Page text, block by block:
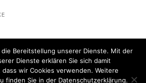
Bereitstellung unserer Dienste. Mit der
Dienste erklären Sie sich damit
wir Cookies verwenden. Weitere
finden Sie in der Datenschutzerklärung.